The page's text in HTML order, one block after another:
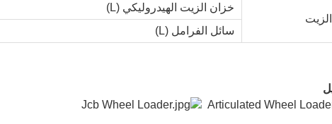
خزان الزيت الهيدروليكي (L)
سائل الفرامل (L)